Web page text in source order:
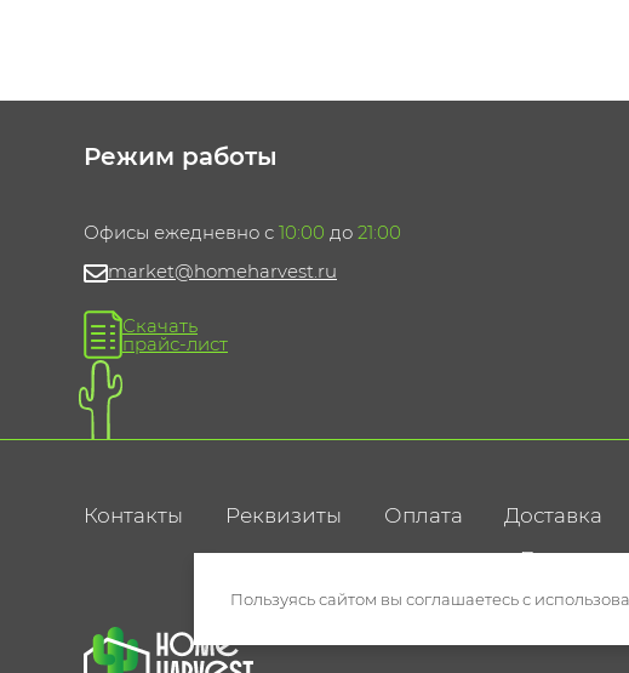
Режим работы
Офисы ежедневно с 10:00 до 21:00
market@homeharvest.ru
Скачать
прайс-лист
Контакты Реквизиты Оплата Доставка
Политика
Пользуясь сайтом вы соглашаетесь с